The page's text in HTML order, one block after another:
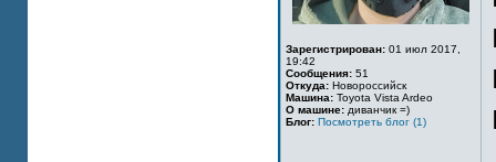
Зарегистрирован: 01 июл 2017,
19:42
Сообщения: 51
Откуда: Новороссийск
Машина: Toyota Vista Ardeo
О машине: диванчик =)
Блог: Посмотреть блог (1)